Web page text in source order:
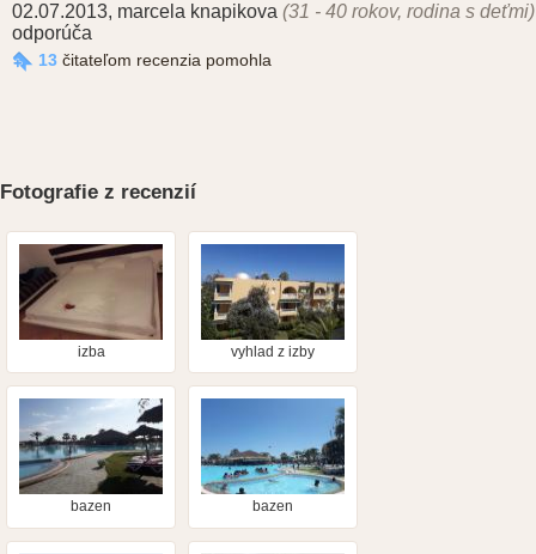
02.07.2013, marcela knapikova (31 - 40 rokov, rodina s deťmi)
odporúča
13 čitateľom recenzia pomohla
Fotografie z recenzií
izba vyhlad z izby
bazen bazen